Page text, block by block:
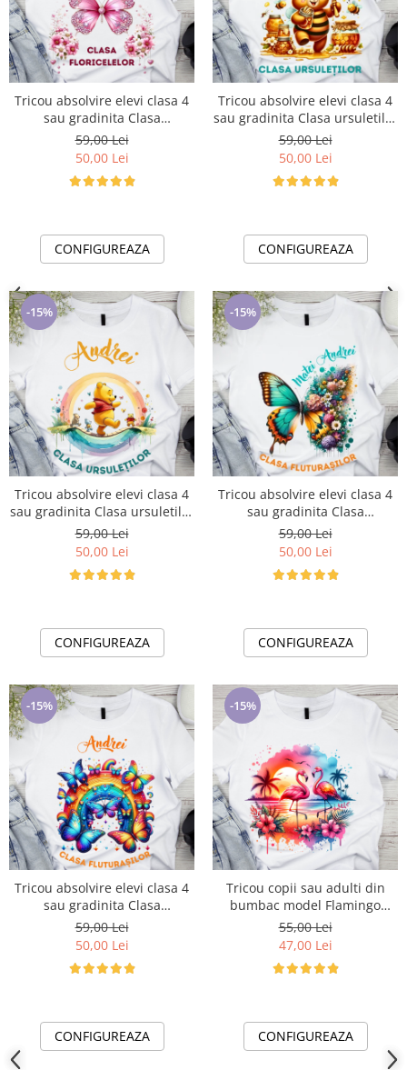
Tricou absolvire elevi clasa 4
sau gradinita Clasa
Floricelelor cu text sau poze
ABS1054
59,00 Lei
50,00 Lei
CONFIGUREAZA
Tricou absolvire elevi clasa 4
sau gradinita Clasa ursuletilor
cu text sau poze ABS1055
59,00 Lei
50,00 Lei
CONFIGUREAZA
-15%
Tricou absolvire elevi clasa 4
sau gradinita Clasa ursuletilor
cu text sau poze ABS1057
59,00 Lei
50,00 Lei
CONFIGUREAZA
-15%
Tricou absolvire elevi clasa 4
sau gradinita Clasa
fluturasilor cu text sau poze
ABS1063
59,00 Lei
50,00 Lei
CONFIGUREAZA
-15%
Tricou absolvire elevi clasa 4
sau gradinita Clasa
fluturasilor cu text sau poze
ABS1065
59,00 Lei
50,00 Lei
CONFIGUREAZA
-15%
Tricou copii sau adulti din
bumbac model Flamingo
personalizat cu nume sau
poza preferata TC5042
55,00 Lei
47,00 Lei
CONFIGUREAZA